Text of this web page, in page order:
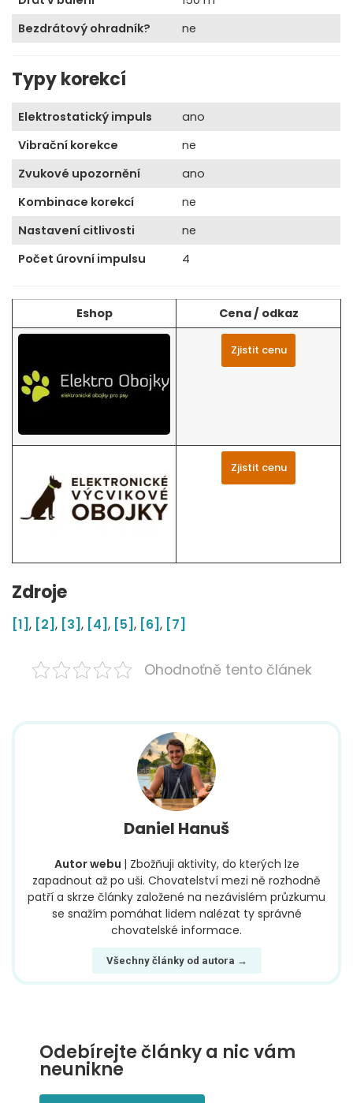
Bezdrátový ohradník?
ne
Typy korekcí
Elektrostatický impuls
ano
Vibrační korekce
ne
Zvukové upozornění
ano
Kombinace korekcí
ne
Nastavení citlivosti
ne
Počet úrovní impulsu
4
Eshop Cena / odkaz
Zjistit cenu
Zjistit cenu
Zdroje
[1], [2], [3], [4], [5], [6], [7]
Ohodnoťně tento článek
Daniel Hanuš
Autor webu | Zbožňuji aktivity, do kterých lze
zapadnout až po uši. Chovatelství mezi ně rozhodně
patří a skrze články založené na nezávislém průzkumu
se snažím pomáhat lidem nalézat ty správné
chovatelské informace.
Všechny články od autora →
Odebírejte články a nic vám
neunikne